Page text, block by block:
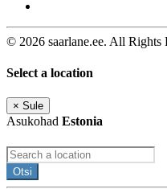
© 2026 saarlane.ee. All Rights
Select a location
× Sule
Asukohad Estonia
Otsi